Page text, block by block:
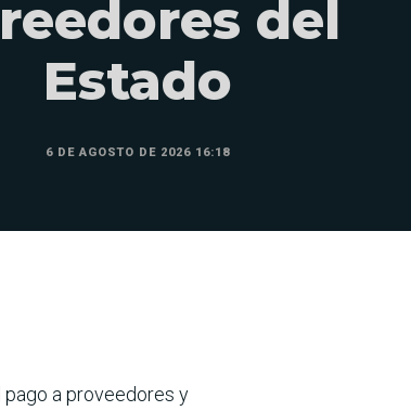
del
Estado
6 DE AGOSTO DE 2026 16:18
pago a proveedores y